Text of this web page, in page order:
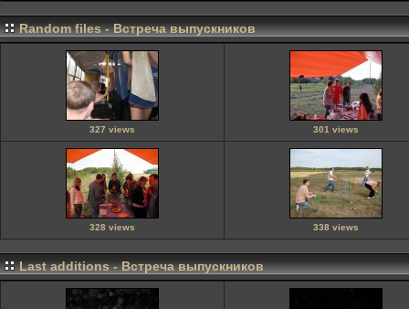
Random files - Встреча выпускников
327 views 301 views
328 views 338 views
Last additions - Встреча выпускников